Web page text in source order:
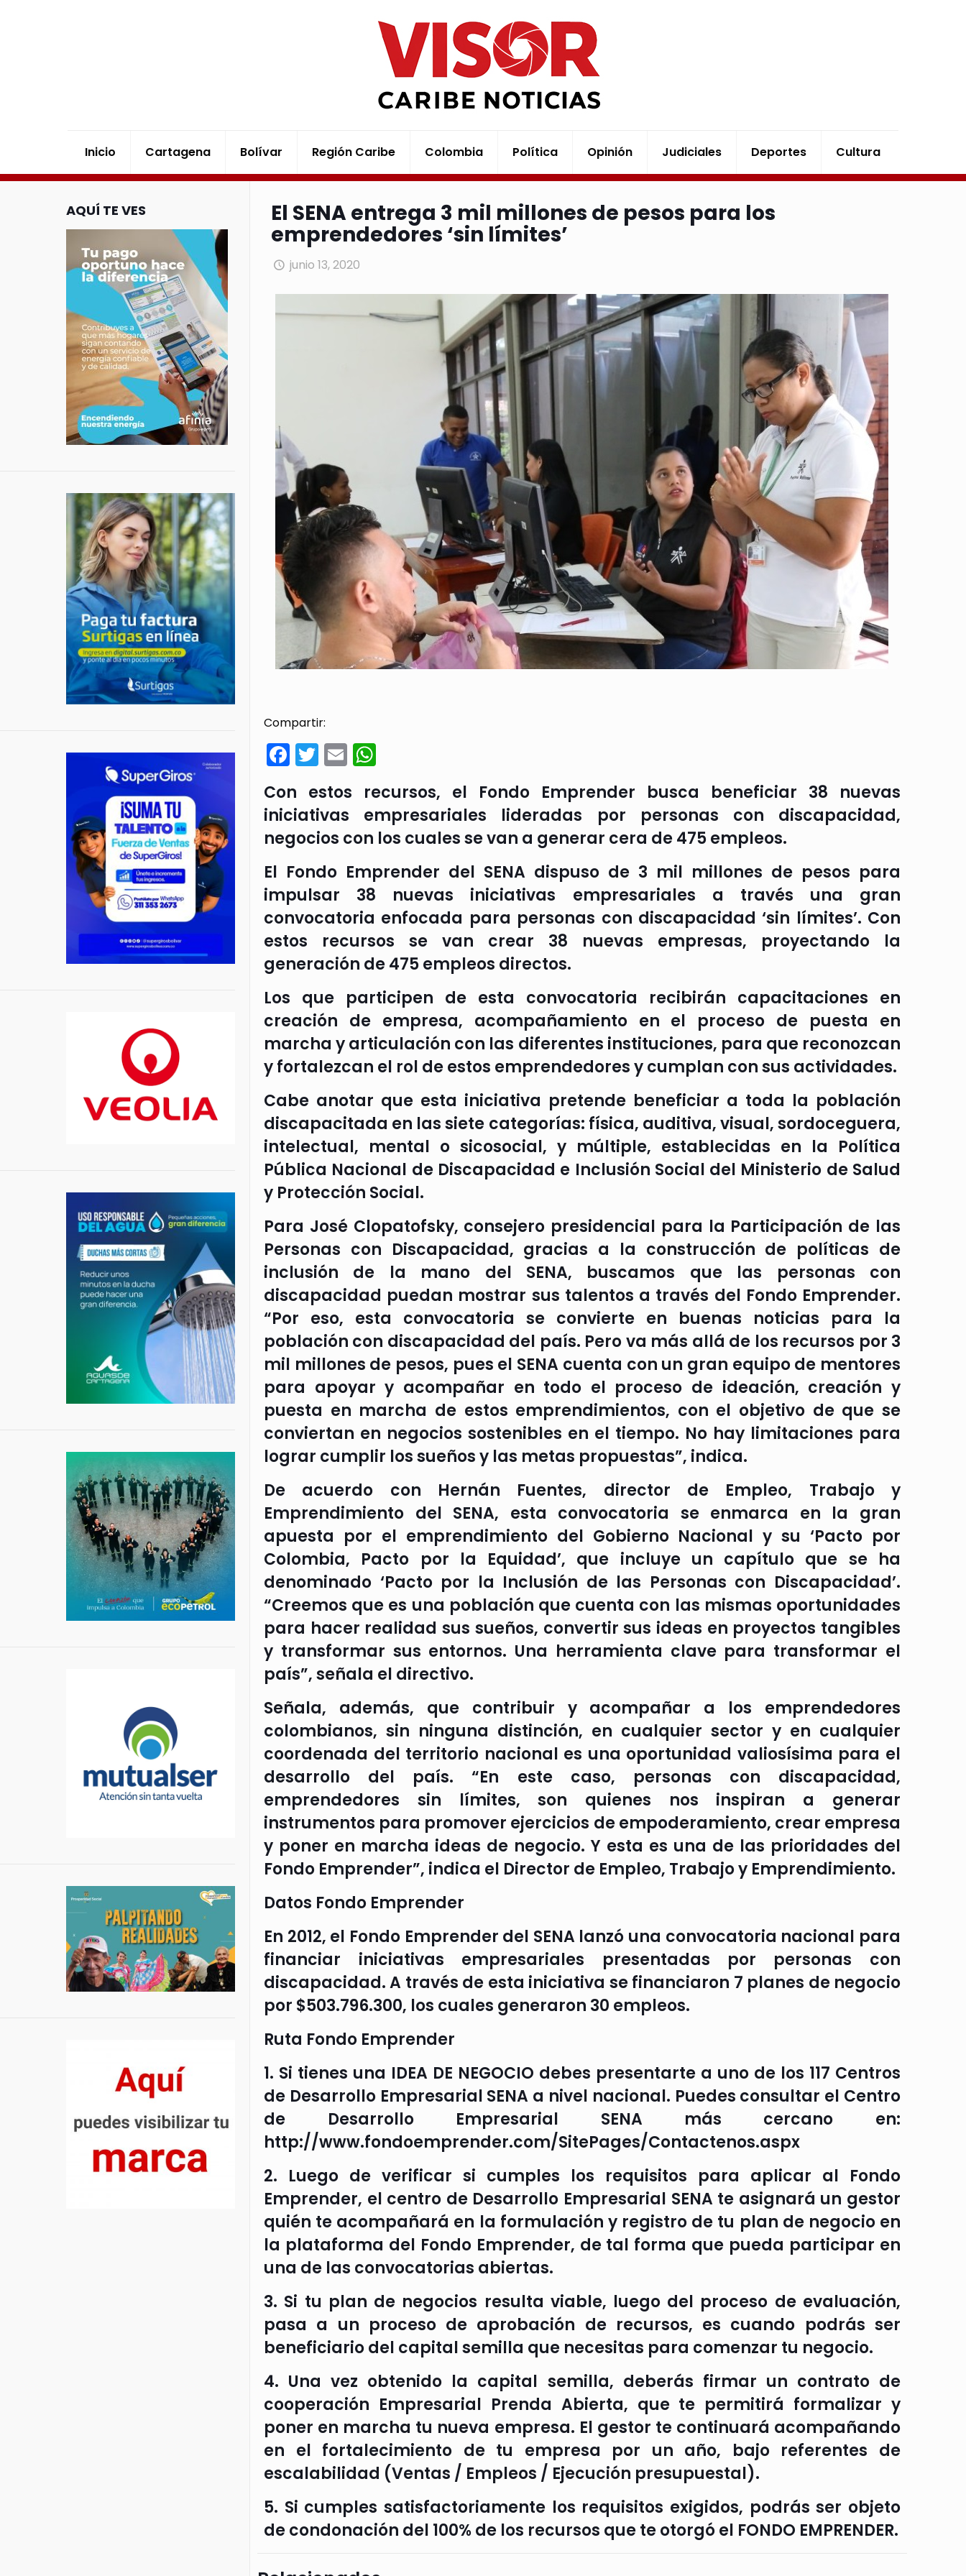
Inicio Cartagena Bolívar Región Caribe Colombia Política Opinión Judiciales Deportes Cultura
El SENA entrega 3 mil millones de pesos para los
emprendedores ‘sin límites’
junio 13, 2020
Compartir:
Facebook
Twitter
Email
Con estos recursos, el Fondo Emprender busca beneficiar 38 nuevas
iniciativas empresariales lideradas por personas con discapacidad,
negocios con los cuales se van a generar cera de 475 empleos.
El Fondo Emprender del SENA dispuso de 3 mil millones de pesos para
impulsar 38 nuevas iniciativas empresariales a través una gran
convocatoria enfocada para personas con discapacidad ‘sin límites’. Con
estos recursos se van crear 38 nuevas empresas, proyectando la
generación de 475 empleos directos.
Los que participen de esta convocatoria recibirán capacitaciones en
creación de empresa, acompañamiento en el proceso de puesta en
marcha y articulación con las diferentes instituciones, para que reconozcan
y fortalezcan el rol de estos emprendedores y cumplan con sus actividades.
Cabe anotar que esta iniciativa pretende beneficiar a toda la población
discapacitada en las siete categorías: física, auditiva, visual, sordoceguera,
intelectual, mental o sicosocial, y múltiple, establecidas en la Política
Pública Nacional de Discapacidad e Inclusión Social del Ministerio de Salud
y Protección Social.
Para José Clopatofsky, consejero presidencial para la Participación de las
Personas con Discapacidad, gracias a la construcción de políticas de
inclusión de la mano del SENA, buscamos que las personas con
discapacidad puedan mostrar sus talentos a través del Fondo Emprender.
“Por eso, esta convocatoria se convierte en buenas noticias para la
población con discapacidad del país. Pero va más allá de los recursos por 3
mil millones de pesos, pues el SENA cuenta con un gran equipo de mentores
para apoyar y acompañar en todo el proceso de ideación, creación y
puesta en marcha de estos emprendimientos, con el objetivo de que se
conviertan en negocios sostenibles en el tiempo. No hay limitaciones para
lograr cumplir los sueños y las metas propuestas”, indica.
De acuerdo con Hernán Fuentes, director de Empleo, Trabajo y
Emprendimiento del SENA, esta convocatoria se enmarca en la gran
apuesta por el emprendimiento del Gobierno Nacional y su ‘Pacto por
Colombia, Pacto por la Equidad’, que incluye un capítulo que se ha
denominado ‘Pacto por la Inclusión de las Personas con Discapacidad’.
“Creemos que es una población que cuenta con las mismas oportunidades
para hacer realidad sus sueños, convertir sus ideas en proyectos tangibles
y transformar sus entornos. Una herramienta clave para transformar el
país”, señala el directivo.
Señala, además, que contribuir y acompañar a los emprendedores
colombianos, sin ninguna distinción, en cualquier sector y en cualquier
coordenada del territorio nacional es una oportunidad valiosísima para el
desarrollo del país. “En este caso, personas con discapacidad,
emprendedores sin límites, son quienes nos inspiran a generar
instrumentos para promover ejercicios de empoderamiento, crear empresa
y poner en marcha ideas de negocio. Y esta es una de las prioridades del
Fondo Emprender”, indica el Director de Empleo, Trabajo y Emprendimiento.
Datos Fondo Emprender
En 2012, el Fondo Emprender del SENA lanzó una convocatoria nacional para
financiar iniciativas empresariales presentadas por personas con
discapacidad. A través de esta iniciativa se financiaron 7 planes de negocio
por $503.796.300, los cuales generaron 30 empleos.
Ruta Fondo Emprender
1. Si tienes una IDEA DE NEGOCIO debes presentarte a uno de los 117 Centros
de Desarrollo Empresarial SENA a nivel nacional. Puedes consultar el Centro
de Desarrollo Empresarial SENA más cercano en:
http://www.fondoemprender.com/SitePages/Contactenos.aspx
2. Luego de verificar si cumples los requisitos para aplicar al Fondo
Emprender, el centro de Desarrollo Empresarial SENA te asignará un gestor
quién te acompañará en la formulación y registro de tu plan de negocio en
la plataforma del Fondo Emprender, de tal forma que pueda participar en
una de las convocatorias abiertas.
3. Si tu plan de negocios resulta viable, luego del proceso de evaluación,
pasa a un proceso de aprobación de recursos, es cuando podrás ser
beneficiario del capital semilla que necesitas para comenzar tu negocio.
4. Una vez obtenido la capital semilla, deberás firmar un contrato de
cooperación Empresarial Prenda Abierta, que te permitirá formalizar y
poner en marcha tu nueva empresa. El gestor te continuará acompañando
en el fortalecimiento de tu empresa por un año, bajo referentes de
escalabilidad (Ventas / Empleos / Ejecución presupuestal).
5. Si cumples satisfactoriamente los requisitos exigidos, podrás ser objeto
de condonación del 100% de los recursos que te otorgó el FONDO EMPRENDER.
AQUÍ TE VES